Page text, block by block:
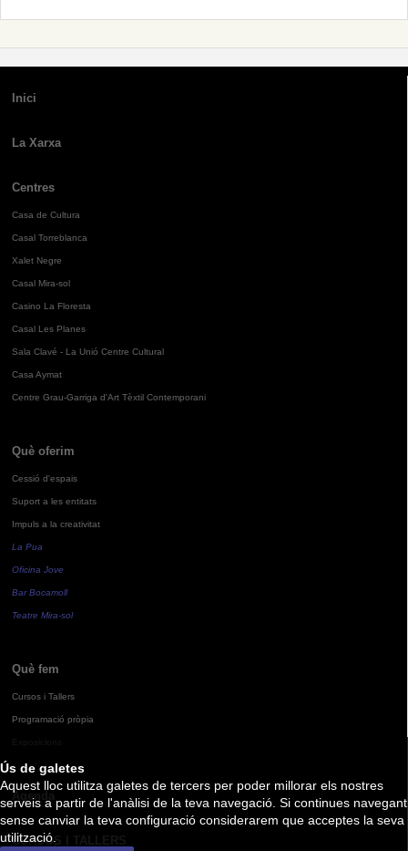
Ús de galetes
Aquest lloc utilitza galetes de tercers per poder millorar els nostres
serveis a partir de l'anàlisi de la teva navegació. Si continues navegant
sense canviar la teva configuració considerarem que acceptes la seva
utilització.
Inici
La Xarxa
Centres
Casa de Cultura
Casal Torreblanca
Xalet Negre
Casal Mira-sol
Casino La Floresta
Casal Les Planes
Sala Clavé - La Unió Centre Cultural
Casa Aymat
Centre Grau-Garriga d'Art Tèxtil Contemporani
Què oferim
Cessió d'espais
Suport a les entitats
Impuls a la creativitat
La Pua
Oficina Jove
Bar Bocamoll
Teatre Mira-sol
Què fem
Cursos i Tallers
Programació pròpia
Agenda
CURSOS I TALLERS